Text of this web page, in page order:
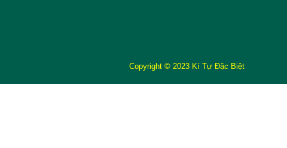
Copyright © 2023 Kí Tự Đặc Biệt